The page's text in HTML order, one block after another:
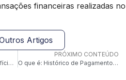
financeiras realizadas no
Artigos
O que é: Habilitação de Benefícios de Cashback
PRÓXIMO CONTEÚDO
O que é: Histórico de Pagamentos por PIX